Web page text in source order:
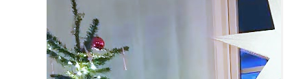
FRÅGOR & SVAR